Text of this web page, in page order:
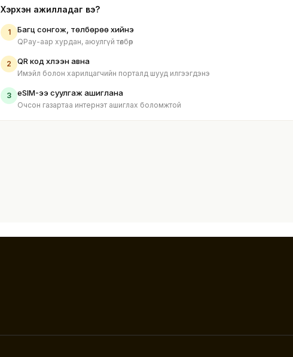
Хэрхэн ажилладаг вэ?
1 Багц сонгож, төлбөрөө хийнэ
QPay-аар хурдан, аюулгүй төлбөр
2 QR код хүлээн авна
Имэйл болон харилцагчийн порталд шууд илгээгдэнэ
3 eSIM-ээ суулгаж ашиглана
Очсон газартаа интернэт ашиглах боломжтой